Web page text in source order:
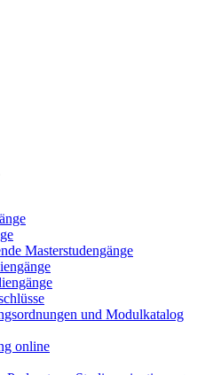
Masterstudengänge
und Modulkatalog
online